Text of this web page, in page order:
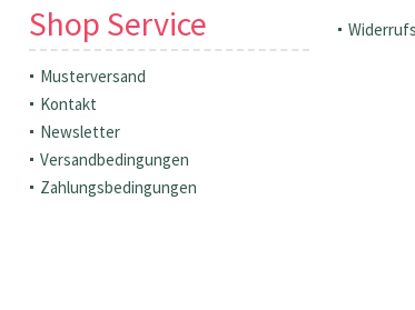
Shop Service
Musterversand
Kontakt
Newsletter
Versandbedingungen
Zahlungsbedingungen